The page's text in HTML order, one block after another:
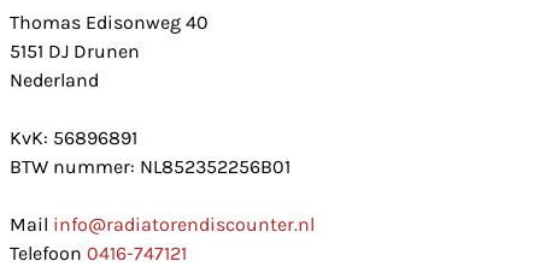
Thomas Edisonweg 40
5151 DJ Drunen
Nederland
KvK: 56896891
BTW nummer: NL852352256B01
Mail info@radiatorendiscounter.nl
Telefoon 0416-747121